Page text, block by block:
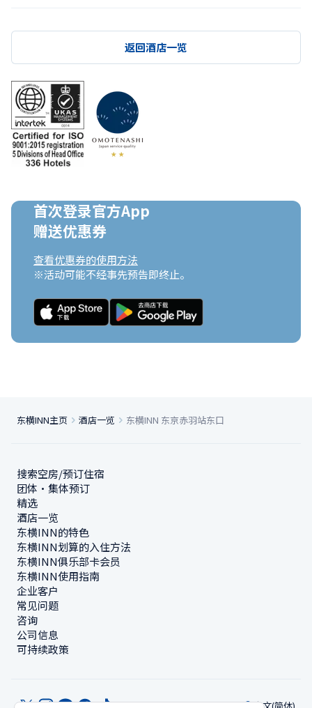
返回酒店一览
首次登录官方App
赠送优惠券
查看优惠券的使用方法
※活动可能不经事先预告即终止。
东横INN主页 酒店一览 东横INN 东京赤羽站东口
搜索空房/预订住宿
团体・集体预订
精选
酒店一览
东横INN的特色
东横INN划算的入住方法
东横INN俱乐部卡会员
东横INN使用指南
企业客户
常见问题
咨询
公司信息
可持续政策